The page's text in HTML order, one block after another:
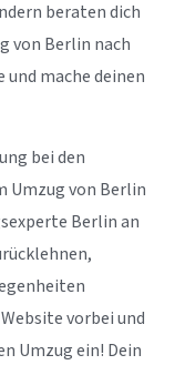
beraten dich
von Berlin nach
und mache deinen
bei den
Umzug von Berlin
Berlin an
vorbei und
Umzug ein! Dein